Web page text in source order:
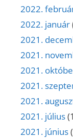
2022.
2022. január
2021.
2021.
2021.
2021.
2021.
2021. július
2021. június